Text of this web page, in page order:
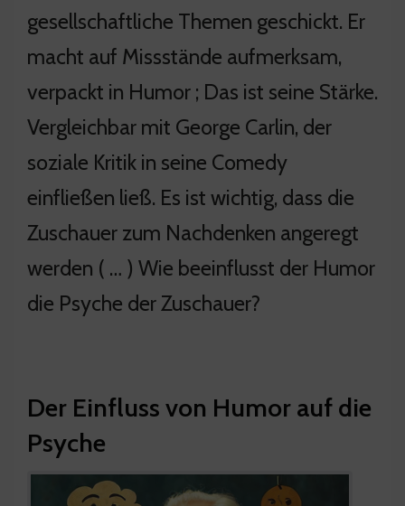
gesellschaftliche Themen geschickt. Er
macht auf Missstände aufmerksam,
verpackt in Humor ; Das ist seine Stärke.
Vergleichbar mit George Carlin, der
soziale Kritik in seine Comedy
einfließen ließ. Es ist wichtig, dass die
Zuschauer zum Nachdenken angeregt
werden ( … ) Wie beeinflusst der Humor
die Psyche der Zuschauer?
Der Einfluss von Humor auf die
Psyche